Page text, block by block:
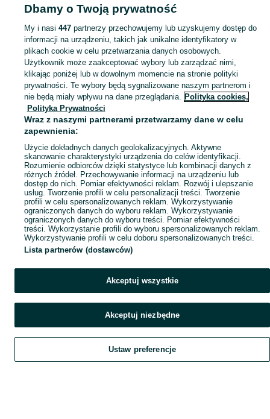
Strona główna Łódzkie Twarda
KATEGORIA
Skorzystaj z największego serwisu ogłoszeniowego - Twarda i okolice! Kupuj to, czego pragniesz i sprzedawaj to, czego już nie potrzebujesz! Zobacz
Mapa kategorii
Mapa miejscowości
Mapa ministron
Szukaj Obserwujesz Dodaj Czat Konto
Dbamy o Twoją prywatność
My i nasi 447partnerzy przechowujemy lub uzyskujemy dostęp do
informacji na urządzeniu, takich jak unikalne identyfikatory w
plikach cookie w celu przetwarzania danych osobowych.
Użytkownik może zaakceptować wybory lub zarządzać nimi,
klikając poniżej lub w dowolnym momencie na stronie polityki
prywatności. Te wybory będą sygnalizowane naszym partnerom i
nie będą miały wpływu na dane przeglądania. Polityka cookies,
Polityka Prywatności
Wraz z naszymi partnerami przetwarzamy dane w celu
zapewnienia:
Użycie dokładnych danych geolokalizacyjnych. Aktywne
skanowanie charakterystyki urządzenia do celów identyfikacji.
Rozumienie odbiorców dzięki statystyce lub kombinacji danych z
różnych źródeł. Przechowywanie informacji na urządzeniu lub
dostęp do nich. Pomiar efektywności reklam. Rozwój i ulepszanie
usług. Tworzenie profili w celu personalizacji treści. Tworzenie
profili w celu spersonalizowanych reklam. Wykorzystywanie
ograniczonych danych do wyboru reklam. Wykorzystywanie
ograniczonych danych do wyboru treści. Pomiar efektywności
treści. Wykorzystanie profili do wyboru spersonalizowanych reklam.
Wykorzystywanie profili w celu doboru spersonalizowanych treści.
Lista partnerów (dostawców)
Akceptuj wszystkie
Akceptuj niezbędne
Ustaw preferencje